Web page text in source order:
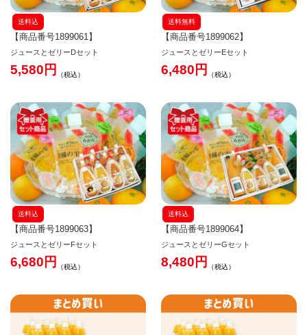
送料込
【商品番号1899061】
ジュースとゼリーDセット
5,580 税込
送料無料
【商品番号1899062】
ジュースとゼリーEセット
6,480 税込
送料込
【商品番号1899063】
ジュースとゼリーFセット
6,680 税込
送料込
【商品番号1899064】
ジュースとゼリーGセット
8,480 税込